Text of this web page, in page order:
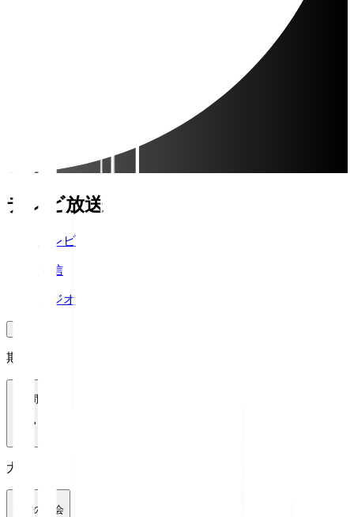
テレビ放送
テレビ
配信
ラジオ
期間
1週間
大会
全ての大会